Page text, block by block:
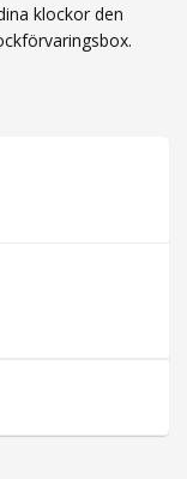
klockor den